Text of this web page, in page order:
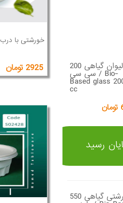
لیوان گیاهی 200
سی سی / Bio-
Based glass
cc
رسید
خورشتی گیاهی 550
خورشتی با درب 500 ویتا/Bio-Based Bowl
2925 تومان